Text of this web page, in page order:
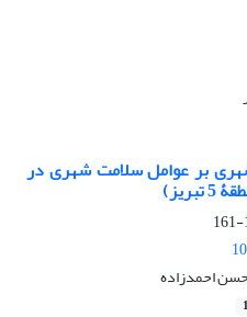
بر عوامل سلامت شهری در
حسن احمدزاده